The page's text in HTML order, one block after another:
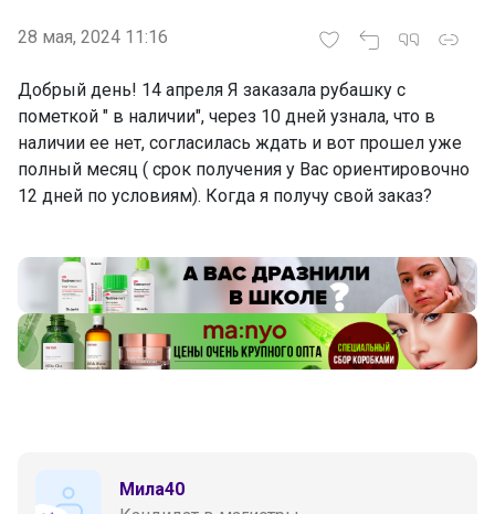
28 мая, 2024 11:16
Добрый день! 14 апреля Я заказала рубашку с
пометкой " в наличии", через 10 дней узнала, что в
наличии ее нет, согласилась ждать и вот прошел уже
полный месяц ( срок получения у Вас ориентировочно
12 дней по условиям). Когда я получу свой заказ?
Мила40